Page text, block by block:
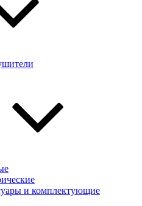
и комплектующие